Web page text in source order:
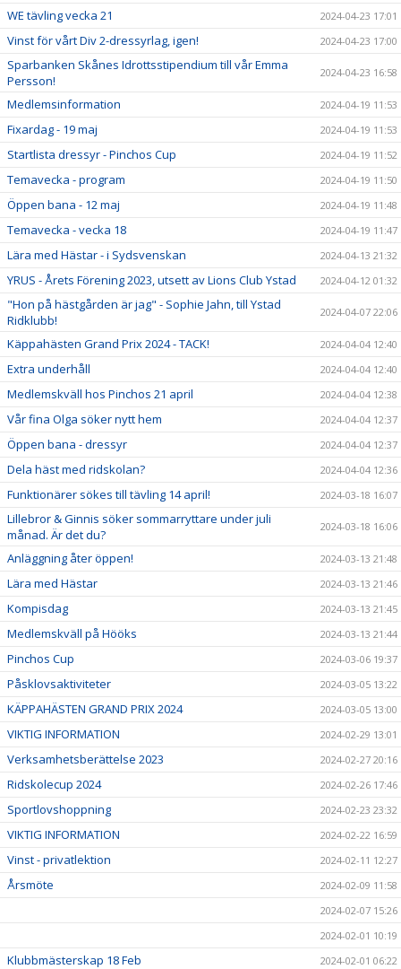
WE tävling vecka 21 2024-04-23 17:01
Vinst för vårt Div 2-dressyrlag, igen! 2024-04-23 17:00
Sparbanken Skånes Idrottsstipendium till vår Emma
Persson!
2024-04-23 16:58
Medlemsinformation 2024-04-19 11:53
Fixardag - 19 maj 2024-04-19 11:53
Startlista dressyr - Pinchos Cup 2024-04-19 11:52
Temavecka - program 2024-04-19 11:50
Öppen bana - 12 maj 2024-04-19 11:48
Temavecka - vecka 18 2024-04-19 11:47
Lära med Hästar - i Sydsvenskan 2024-04-13 21:32
YRUS - Årets Förening 2023, utsett av Lions Club Ystad 2024-04-12 01:32
"Hon på hästgården är jag" - Sophie Jahn, till Ystad
Ridklubb!
2024-04-07 22:06
Käppahästen Grand Prix 2024 - TACK! 2024-04-04 12:40
Extra underhåll 2024-04-04 12:40
Medlemskväll hos Pinchos 21 april 2024-04-04 12:38
Vår fina Olga söker nytt hem 2024-04-04 12:37
Öppen bana - dressyr 2024-04-04 12:37
Dela häst med ridskolan? 2024-04-04 12:36
Funktionärer sökes till tävling 14 april! 2024-03-18 16:07
Lillebror & Ginnis söker sommarryttare under juli
månad. Är det du?
2024-03-18 16:06
Anläggning åter öppen! 2024-03-13 21:48
Lära med Hästar 2024-03-13 21:46
Kompisdag 2024-03-13 21:45
Medlemskväll på Hööks 2024-03-13 21:44
Pinchos Cup 2024-03-06 19:37
Påsklovsaktiviteter 2024-03-05 13:22
KÄPPAHÄSTEN GRAND PRIX 2024 2024-03-05 13:00
VIKTIG INFORMATION 2024-02-29 13:01
Verksamhetsberättelse 2023 2024-02-27 20:16
Ridskolecup 2024 2024-02-26 17:46
Sportlovshoppning 2024-02-23 23:32
VIKTIG INFORMATION 2024-02-22 16:59
Vinst - privatlektion 2024-02-11 12:27
Årsmöte
2024-02-09 11:58
2024-02-07 15:26
2024-02-01 10:19
Klubbmästerskap 18 Feb 2024-02-01 06:22